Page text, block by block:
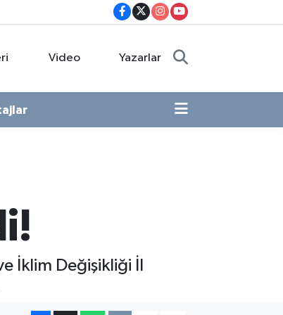
Video Yazarlar
İklim Değişikliği İl